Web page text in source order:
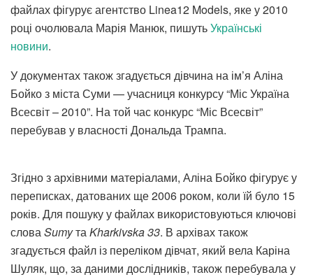
файлах фігурує агентство Linea12 Models, яке у 2010
році очолювала Марія Манюк, пишутьУкраїнські
новини.
У документах також згадується дівчина на ім’я Аліна
Бойко з міста Суми — учасниця конкурсу “Міс Україна
Всесвіт – 2010”. На той час конкурс “Міс Всесвіт”
перебував у власності Дональда Трампа.
Згідно з архівними матеріалами, Аліна Бойко фігурує у
переписках, датованих ще 2006 роком, коли їй було 15
років. Для пошуку у файлах використовуються ключові
словаSumyтаKharkivska 33. В архівах також
згадується файл із переліком дівчат, який вела Каріна
Шуляк, що, за даними дослідників, також перебувала у